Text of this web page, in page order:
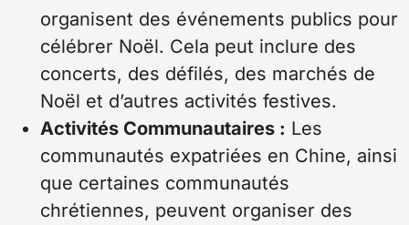
organisent des événements publics pour
célébrer Noël. Cela peut inclure des
concerts, des défilés, des marchés de
Noël et d’autres activités festives.
Activités Communautaires : Les
communautés expatriées en Chine, ainsi
que certaines communautés
chrétiennes, peuvent organiser des